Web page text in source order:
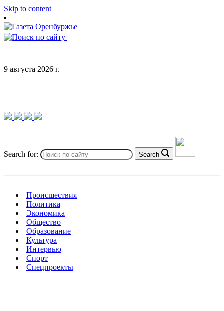
Skip to content
9 августа 2026 г.
Search for: Search
Происшествия
Политика
Экономика
Общество
Образование
Культура
Интервью
Спорт
Спецпроекты